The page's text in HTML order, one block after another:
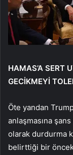
HAMAS’A SERT
GECİKMEYİ
Öte yandan
anlaşmasına
olarak durdurma
belirttiği bir